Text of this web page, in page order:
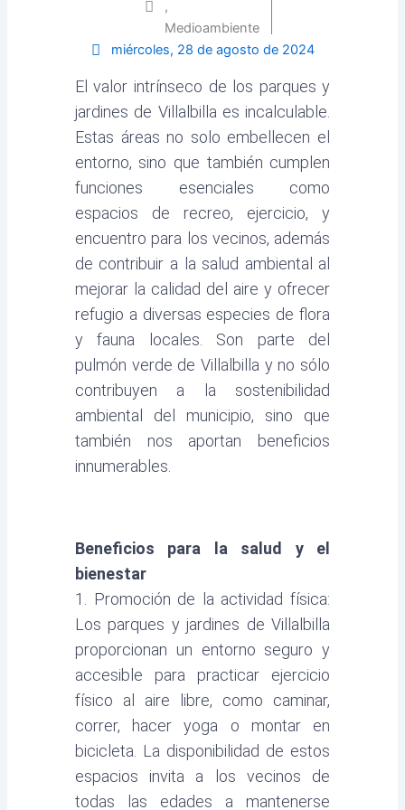
,
Medioambiente
miércoles, 28 de agosto de 2024
El valor intrínseco de los parques y
jardines de Villalbilla es incalculable.
Estas áreas no solo embellecen el
entorno, sino que también cumplen
funciones esenciales como
espacios de recreo, ejercicio, y
encuentro para los vecinos, además
de contribuir a la salud ambiental al
mejorar la calidad del aire y ofrecer
refugio a diversas especies de flora
y fauna locales. Son parte del
pulmón verde de Villalbilla y no sólo
contribuyen a la sostenibilidad
ambiental del municipio, sino que
también nos aportan beneficios
innumerables.
Beneficios para la salud y el
bienestar
1. Promoción de la actividad física:
Los parques y jardines de Villalbilla
proporcionan un entorno seguro y
accesible para practicar ejercicio
físico al aire libre, como caminar,
correr, hacer yoga o montar en
bicicleta. La disponibilidad de estos
espacios invita a los vecinos de
todas las edades a mantenerse